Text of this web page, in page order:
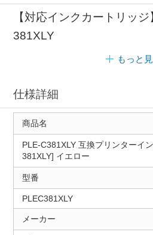
【対応インクカートリッ
381XLY
もっと
仕様詳細
商品名
PLE-C381XLY 互換プリンターイ
381XLY] イエロー
型番
PLEC381XLY
メーカー